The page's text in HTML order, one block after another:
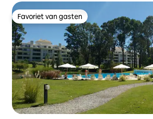
Favoriet van gasten
Favoriet van gasten